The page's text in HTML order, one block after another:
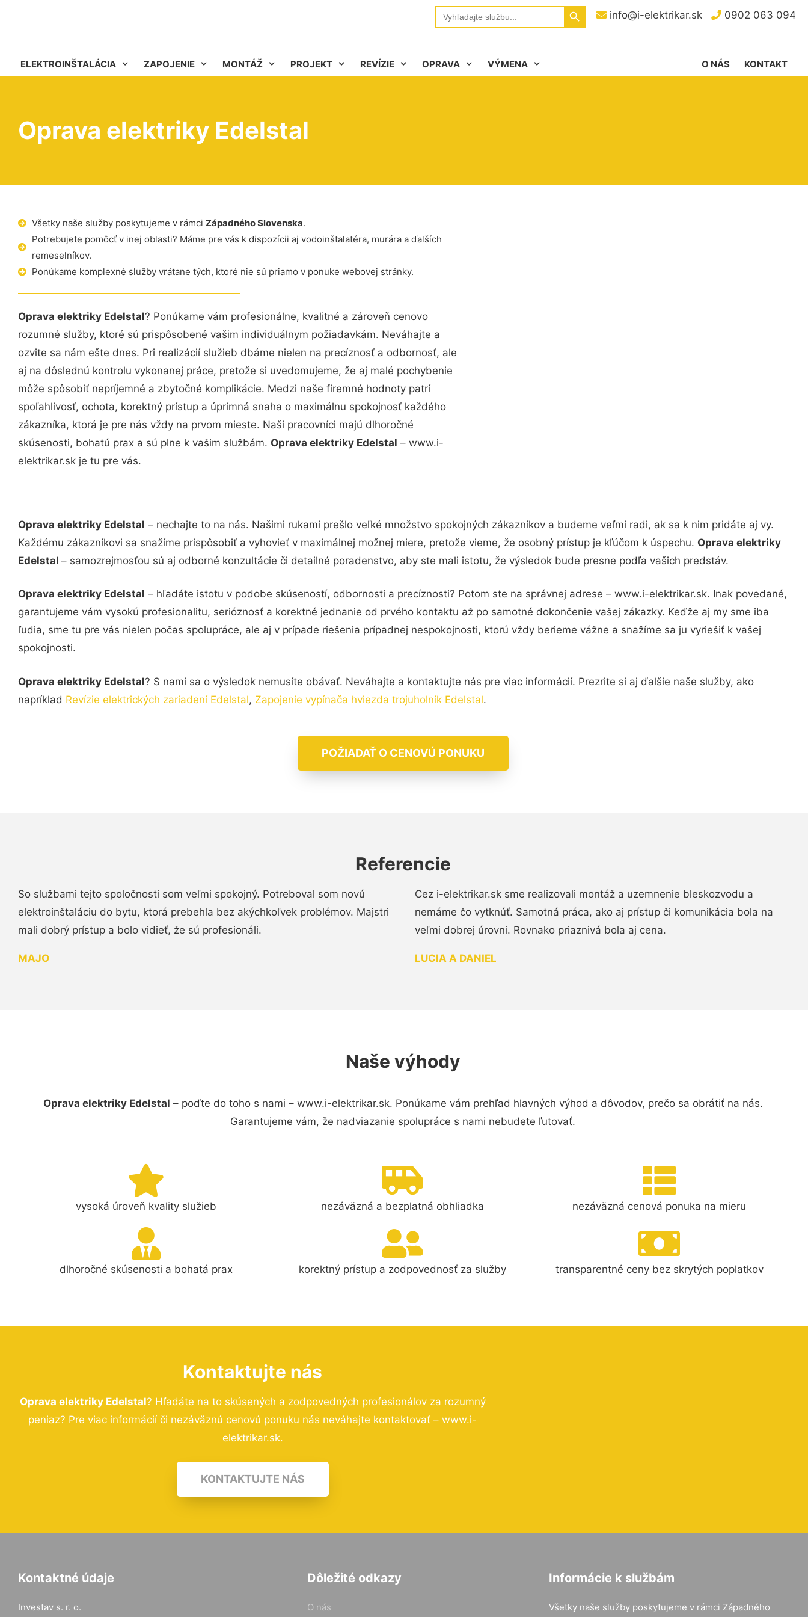
info@i-elektrikar.sk 0902 063 094
Search
for:
Search Button
ELEKTROINŠTALÁCIA ZAPOJENIE MONTÁŽ PROJEKT REVÍZIE OPRAVA VÝMENA KONTAKT
O NÁS
Oprava elektriky Edelstal
Všetky naše služby poskytujeme v rámci Západného Slovenska.
Potrebujete pomôcť v inej oblasti? Máme pre vás k dispozícii aj vodoinštalatéra, murára a ďalších
remeselníkov.
Ponúkame komplexné služby vrátane tých, ktoré nie sú priamo v ponuke webovej stránky.
Oprava elektriky Edelstal? Ponúkame vám profesionálne, kvalitné a zároveň cenovo
rozumné služby, ktoré sú prispôsobené vašim individuálnym požiadavkám. Neváhajte a
ozvite sa nám ešte dnes. Pri realizácií služieb dbáme nielen na precíznosť a odbornosť, ale
aj na dôslednú kontrolu vykonanej práce, pretože si uvedomujeme, že aj malé pochybenie
môže spôsobiť nepríjemné a zbytočné komplikácie. Medzi naše firemné hodnoty patrí
spoľahlivosť, ochota, korektný prístup a úprimná snaha o maximálnu spokojnosť každého
zákazníka, ktorá je pre nás vždy na prvom mieste. Naši pracovníci majú dlhoročné
skúsenosti, bohatú prax a sú plne k vašim službám. Oprava elektriky Edelstal – www.i-
elektrikar.sk je tu pre vás.
Oprava elektriky Edelstal – nechajte to na nás. Našimi rukami prešlo veľké množstvo spokojných zákazníkov a budeme veľmi radi, ak sa k nim pridáte aj vy.
Každému zákazníkovi sa snažíme prispôsobiť a vyhovieť v maximálnej možnej miere, pretože vieme, že osobný prístup je kľúčom k úspechu. Oprava elektriky
Edelstal – samozrejmosťou sú aj odborné konzultácie či detailné poradenstvo, aby ste mali istotu, že výsledok bude presne podľa vašich predstáv.
Oprava elektriky Edelstal – hľadáte istotu v podobe skúseností, odbornosti a precíznosti? Potom ste na správnej adrese – www.i-elektrikar.sk. Inak povedané,
garantujeme vám vysokú profesionalitu, serióznosť a korektné jednanie od prvého kontaktu až po samotné dokončenie vašej zákazky. Keďže aj my sme iba
ľudia, sme tu pre vás nielen počas spolupráce, ale aj v prípade riešenia prípadnej nespokojnosti, ktorú vždy berieme vážne a snažíme sa ju vyriešiť k vašej
spokojnosti.
Oprava elektriky Edelstal? S nami sa o výsledok nemusíte obávať. Neváhajte a kontaktujte nás pre viac informácií. Prezrite si aj ďalšie naše služby, ako
napríklad Revízie elektrických zariadení Edelstal, Zapojenie vypínača hviezda trojuholník Edelstal.
POŽIADAŤ O CENOVÚ PONUKU
Referencie
So službami tejto spoločnosti som veľmi spokojný. Potreboval som novú
elektroinštaláciu do bytu, ktorá prebehla bez akýchkoľvek problémov. Majstri
mali dobrý prístup a bolo vidieť, že sú profesionáli.
MAJO
Cez i-elektrikar.sk sme realizovali montáž a uzemnenie bleskozvodu a
nemáme čo vytknúť. Samotná práca, ako aj prístup či komunikácia bola na
veľmi dobrej úrovni. Rovnako priaznivá bola aj cena.
LUCIA A DANIEL
Naše výhody
Oprava elektriky Edelstal – poďte do toho s nami – www.i-elektrikar.sk. Ponúkame vám prehľad hlavných výhod a dôvodov, prečo sa obrátiť na nás.
Garantujeme vám, že nadviazanie spolupráce s nami nebudete ľutovať.
vysoká úroveň kvality služieb nezáväzná a bezplatná obhliadka nezáväzná cenová ponuka na mieru
dlhoročné skúsenosti a bohatá prax korektný prístup a zodpovednosť za služby transparentné ceny bez skrytých poplatkov
Kontaktujte nás
Oprava elektriky Edelstal? Hľadáte na to skúsených a zodpovedných profesionálov za rozumný
peniaz? Pre viac informácií či nezáväznú cenovú ponuku nás neváhajte kontaktovať – www.i-
elektrikar.sk.
KONTAKTUJTE NÁS
Kontaktné údaje
Investav s. r. o.
Dôležité odkazy
O nás
Informácie k službám
Všetky naše služby poskytujeme v rámci Západného